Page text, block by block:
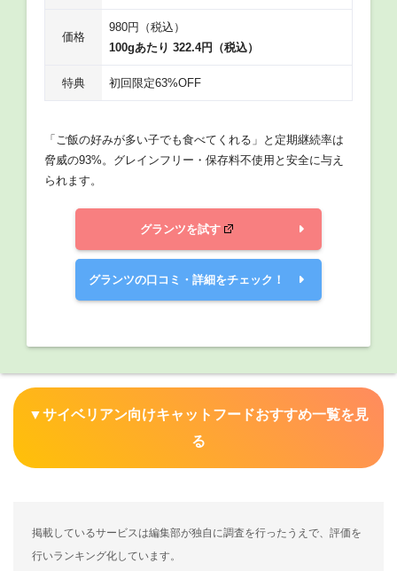
価格
980円（税込）
100gあたり 322.4円（税込）
特典 初回限定63%OFF
「ご飯の好みが多い子でも食べてくれる」と定期継続率は
脅威の93%。グレインフリー・保存料不使用と安全に与え
られます。
グランツを試す
グランツの口コミ・詳細をチェック！
▼サイベリアン向けキャットフードおすすめ一覧を見
る
掲載しているサービスは編集部が独自に調査を行ったうえで、評価を
行いランキング化しています。